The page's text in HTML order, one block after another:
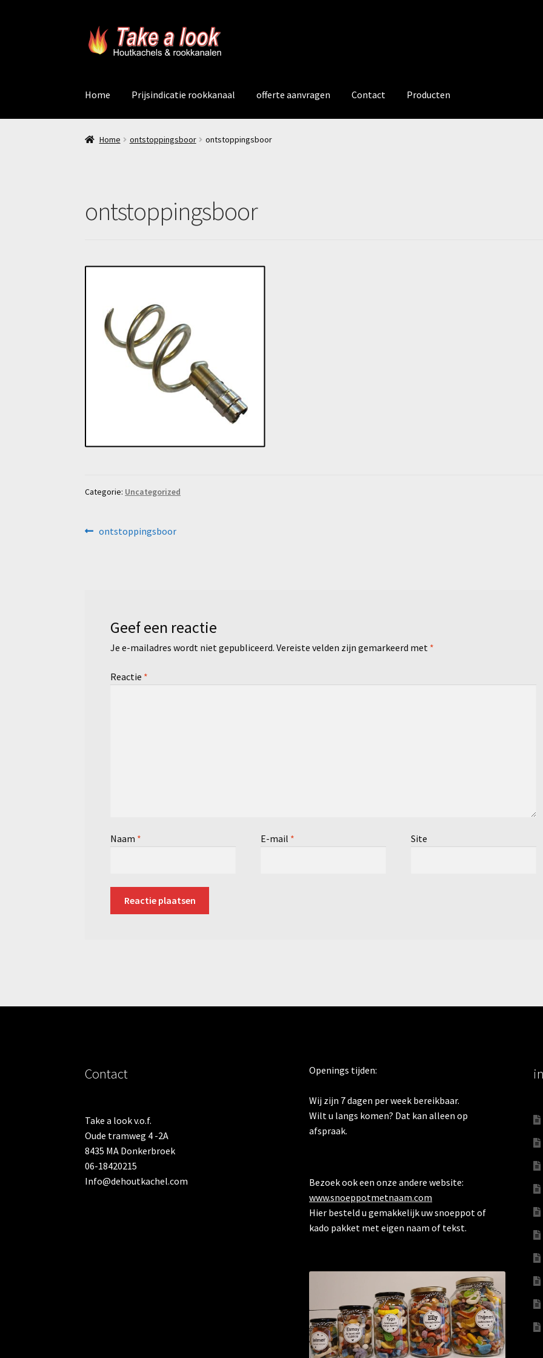
Ga
door
Ga
naar
Home Prijsindicatie rookkanaal offerte aanvragen Contact Producten
Home ontstoppingsboor ontstoppingsboor
ontstoppingsboor
Categorie: Uncategorized
Bericht
Vorig
ontstoppingsboor
Geef een reactie
Je e-mailadres wordt niet gepubliceerd. Vereiste velden zijn gemarkeerd met *
Reactie *
Naam * E-mail * Site
Contact
Take a look v.o.f.
Oude tramweg 4 -2A
8435 MA Donkerbroek
06-18420215
Info@dehoutkachel.com
Openings tijden:
Wij zijn 7 dagen per week bereikbaar.
Wilt u langs komen? Dat kan alleen op
afspraak.
Bezoek ook een onze andere website:
www.snoeppotmetnaam.com
Hier besteld u gemakkelijk uw snoeppot of
kado pakket met eigen naam of tekst.